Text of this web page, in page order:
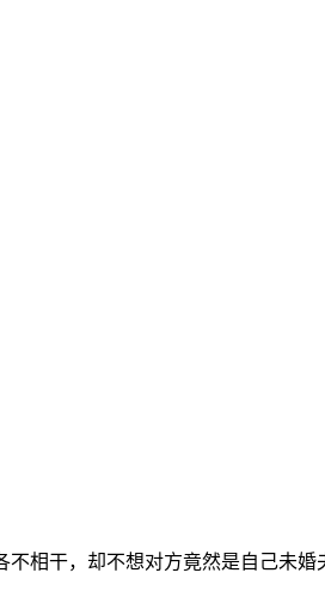
相干，却不想对方竟然是自己未